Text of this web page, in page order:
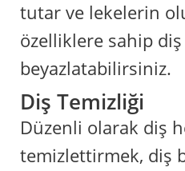
tutar ve lekelerin
özelliklere sahip
beyazlatabilirsiniz.
Diş Temizliği
Düzenli olarak diş
temizlettirmek, diş